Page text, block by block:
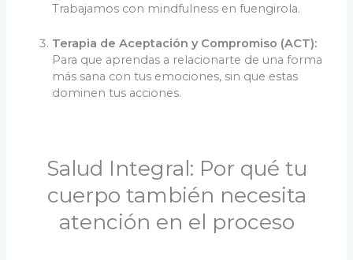
Trabajamos con mindfulness en fuengirola.
Terapia de Aceptación y Compromiso (ACT):
Para que aprendas a relacionarte de una forma
más sana con tus emociones, sin que estas
dominen tus acciones.
Salud Integral: Por qué tu
cuerpo también necesita
atención en el proceso